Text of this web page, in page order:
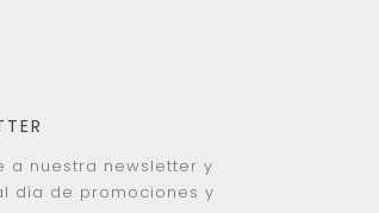
a nuestra newsletter y
día de promociones y